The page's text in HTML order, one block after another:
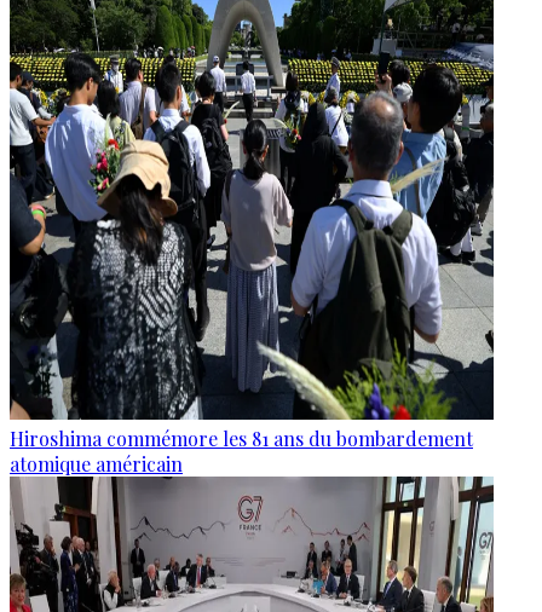
Hiroshima commémore les 81 ans du bombardement
atomique américain